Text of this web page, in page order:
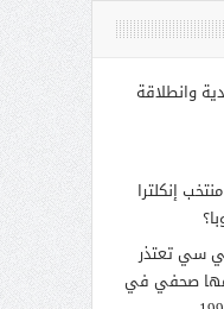
وانطلاقة
إنكلترا
سي تعتذر
صحفي في